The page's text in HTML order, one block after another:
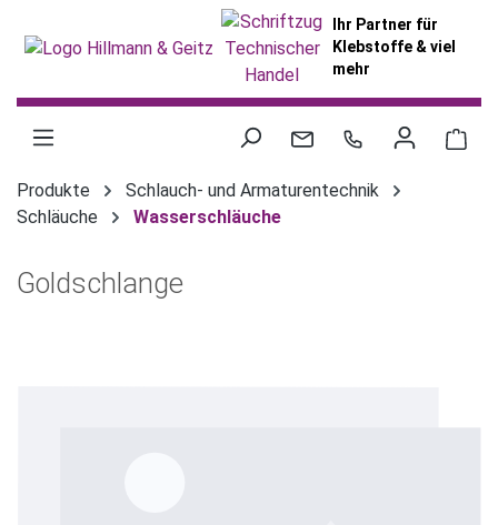
Ihr Partner für
Klebstoffe & viel
mehr
Produkte
Schlauch- und Armaturentechnik
Schläuche
Wasserschläuche
Goldschlange